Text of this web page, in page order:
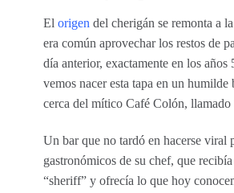
El origen del cherigán se remonta a
era común aprovechar los restos de
día anterior, exactamente en los años
vemos nacer esta tapa en un humilde
cerca del mítico Café Colón,
Un bar que no tardó en hacerse viral
gastronómicos de su chef, que
“sheriff” y ofrecía lo que hoy